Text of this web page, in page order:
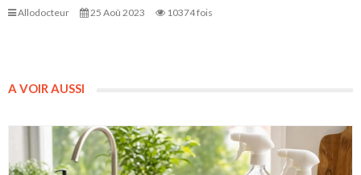
Allodocteur 25 Aoû 2023 10374 fois
A VOIR AUSSI